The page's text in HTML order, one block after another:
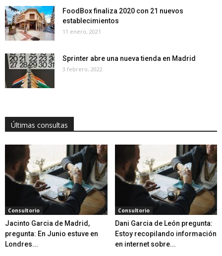
FoodBox finaliza 2020 con 21 nuevos
establecimientos
11 enero, 2021
Sprinter abre una nueva tienda en Madrid
3 febrero, 2022
Últimas consultas
Consultorio
Jacinto Garcia de Madrid,
pregunta: En Junio estuve en
Londres...
Consultorio
Dani Garcia de León pregunta:
Estoy recopilando información
en internet sobre...